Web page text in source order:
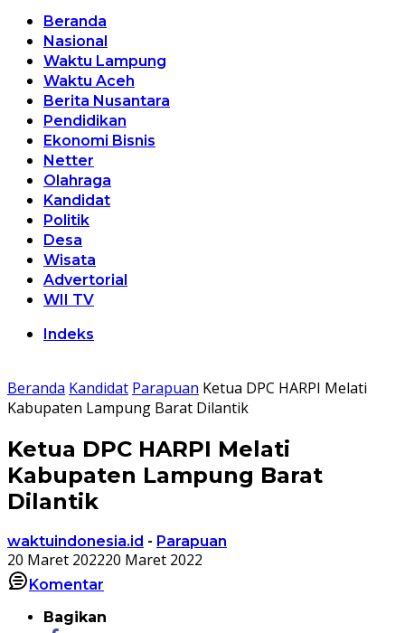
Beranda
Nasional
Waktu Lampung
Waktu Aceh
Berita Nusantara
Pendidikan
Ekonomi Bisnis
Netter
Olahraga
Kandidat
Politik
Desa
Wisata
Advertorial
WII TV
Indeks
Beranda Kandidat Parapuan Ketua DPC HARPI Melati
Kabupaten Lampung Barat Dilantik
Ketua DPC HARPI Melati
Kabupaten Lampung Barat
Dilantik
waktuindonesia.id - Parapuan
20 Maret 202220 Maret 2022
Komentar
Bagikan